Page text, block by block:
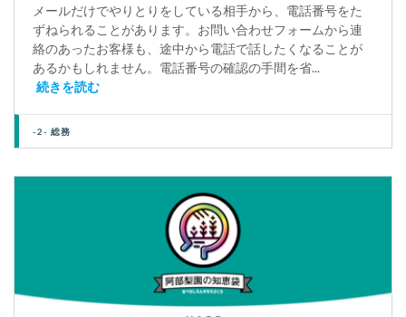
メールだけでやりとりをしている相手から、電話番号をた
ずねられることがあります。お問い合わせフォームから連
絡のあったお客様も、途中から電話で話したくなることが
あるかもしれません。電話番号の確認の手間を省...
続きを読む
-2- 総務